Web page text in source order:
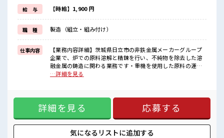
基本的に髪色自由で明るすぎたり奇抜でなければOKです！
(規定有)≪機能的な制服アリ≫
制服があるので、
毎日の服装の悩み解消♪
≪様々なお仕事をご提案≫
一人で悩まず気軽に相談できる、
派遣のお仕事です！
■職場の雰囲気
髪型・髪色自由♪
派手過ぎなければOKだから、
モチベーションもUP！
活気あふれる20代活躍中の職場です☆
給 与 【時給】1,900 円
職 種 製造（組立・組み付け）
仕事内容
【業務内容詳細】茨城県日立市の非鉄金属メーカーグループ
企業で、炉での原料溶解と精錬を行い、不純物を除去した溶
融金属の鋳造に関わる業務です・重機を使用した原料の運搬
および炉への投入作業 ・炉内溶融金属のサンプリングおよ
点検と給油と整備と清掃作業 *資格は入職後の取得も可能で
す【取扱商品情報】非鉄金属、レアアース等 ■お仕事PR ≪経
験を活かせる≫ これまでの経験を活かしませんか？ ブランク
があっても大丈夫♪ 経験はちょっとだけ…という方もOK！
≪稼ぎたい人向け≫ 高収入を希望される方にオススメ。 残業
…詳細を見る
詳細を見る 応募する
気になるリストに追加する